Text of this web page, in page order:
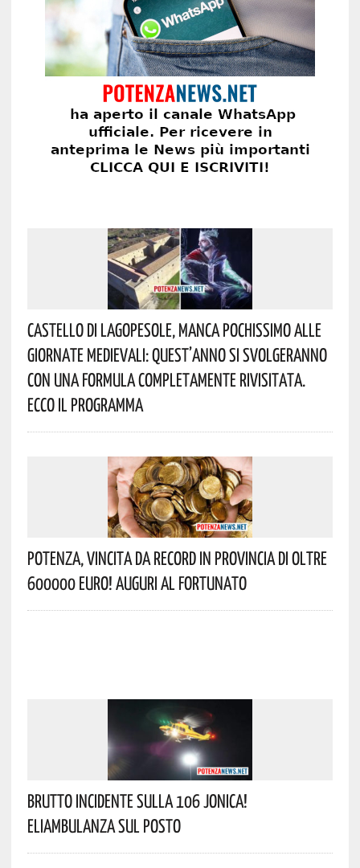
Castello Di Lagopesole, Manca Pochissimo Alle
Giornate Medievali: Quest’anno Si Svolgeranno
Con Una Formula Completamente Rivisitata.
Ecco Il Programma
Potenza, Vincita Da Record In Provincia Di Oltre
600000 Euro! Auguri Al Fortunato
Brutto Incidente Sulla 106 Jonica!
Eliambulanza Sul Posto